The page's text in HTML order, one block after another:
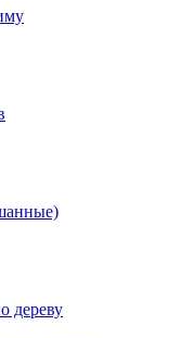
дереву